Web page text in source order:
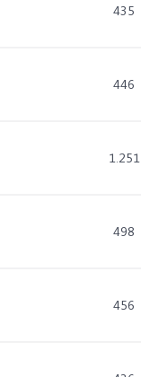
435
446
1.251
498
456